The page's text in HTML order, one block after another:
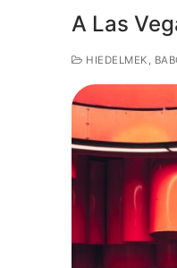
A Las
HIEDELMEK,